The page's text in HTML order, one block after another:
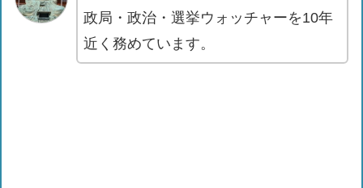
政局・政治・選挙ウォッチャーを10年
近く務めています。